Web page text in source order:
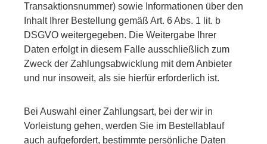
Transaktionsnummer) sowie Informationen über den
Inhalt Ihrer Bestellung gemäß Art. 6 Abs. 1 lit. b
DSGVO weitergegeben. Die Weitergabe Ihrer
Daten erfolgt in diesem Falle ausschließlich zum
Zweck der Zahlungsabwicklung mit dem Anbieter
und nur insoweit, als sie hierfür erforderlich ist.
Bei Auswahl einer Zahlungsart, bei der wir in
Vorleistung gehen, werden Sie im Bestellablauf
auch aufgefordert, bestimmte persönliche Daten